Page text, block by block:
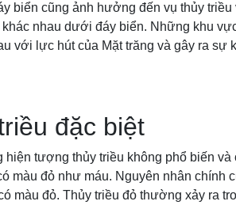
cũng ảnh hưởng đến vụ thủy triều
nhau dưới đáy biển. Những khu
với lực hút của Mặt trăng và gây ra sự
đặc biệt
tượng thủy triều không phổ biến và
màu đỏ như máu. Nguyên nhân chính
màu đỏ. Thủy triều đỏ thường xảy ra